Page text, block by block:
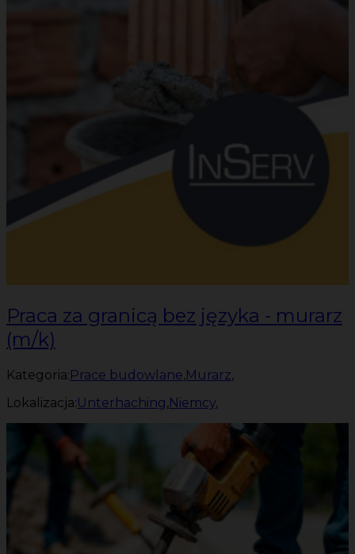
Praca za granicą bez języka - murarz
(m/k)
Kategoria:Prace budowlane,Murarz,
Lokalizacja:Unterhaching,Niemcy,